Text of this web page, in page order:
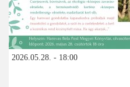
2026.05.28. - 18:00